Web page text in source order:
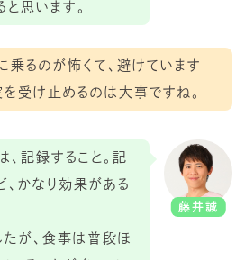
思います。
乗るのが怖くて、避けています
を受け止めるのは大事ですね。
記録すること。記
かなり効果がある
たが、食事は普段ほ
藤井誠